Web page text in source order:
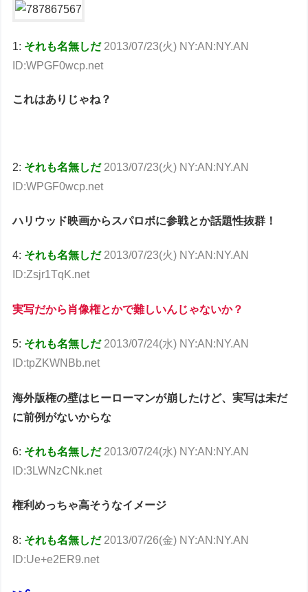
1: それも名無しだ 2013/07/23(火) NY:AN:NY.AN
ID:WPGF0wcp.net
これはありじゃね？
2: それも名無しだ 2013/07/23(火) NY:AN:NY.AN
ID:WPGF0wcp.net
ハリウッド映画からスパロボに参戦とか話題性抜群！
4: それも名無しだ 2013/07/23(火) NY:AN:NY.AN
ID:Zsjr1TqK.net
実写だから肖像権とかで難しいんじゃないか？
5: それも名無しだ 2013/07/24(水) NY:AN:NY.AN
ID:tpZKWNBb.net
海外版権の壁はヒーローマンが崩したけど、実写は未だ
に前例がないからな
6: それも名無しだ 2013/07/24(水) NY:AN:NY.AN
ID:3LWNzCNk.net
権利めっちゃ高そうなイメージ
8: それも名無しだ 2013/07/26(金) NY:AN:NY.AN
ID:Ue+e2ER9.net